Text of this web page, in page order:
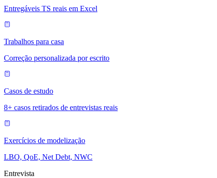
Entregáveis TS reais em Excel
Trabalhos para casa
Correção personalizada por escrito
Casos de estudo
8+ casos retirados de entrevistas reais
Exercícios de modelização
LBO, QoE, Net Debt, NWC
Entrevista